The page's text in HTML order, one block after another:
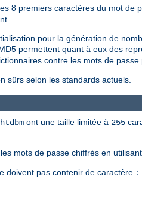
les 8 premiers caractères du mot
pour la génération de
permettent quant à eux des
contre les mots de passe
sûrs selon les standards actuels.
htdbm ont une taille limitée à 255
mots de passe chiffrés en
doivent pas contenir de caractère :